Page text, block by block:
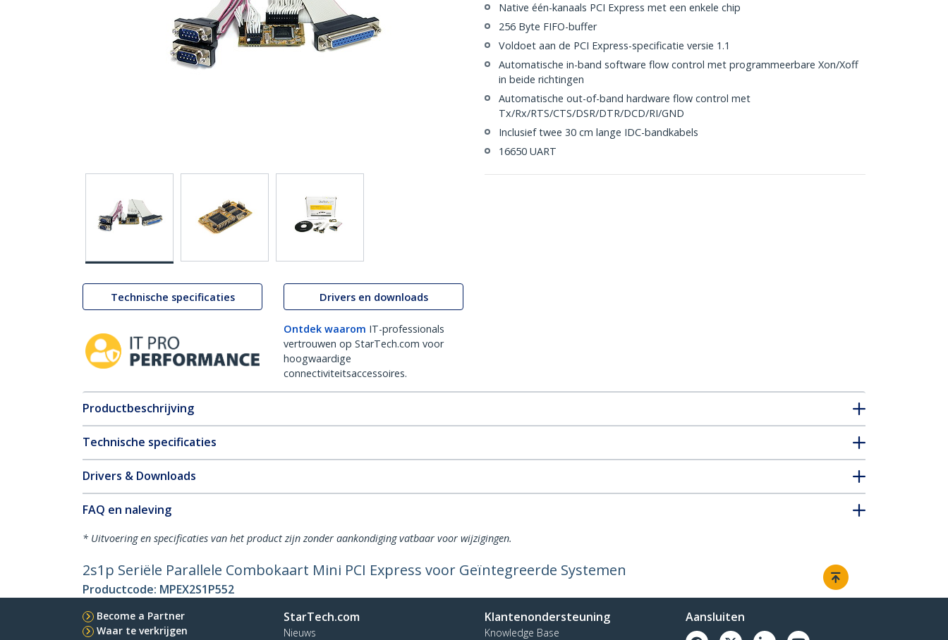
Technische specificaties Drivers en downloads
Ontdek waarom IT-professionals
vertrouwen op StarTech.com voor
hoogwaardige
connectiviteitsaccessoires.
Native één-kanaals PCI Express met een enkele chip
256 Byte FIFO-buffer
Voldoet aan de PCI Express-specificatie versie 1.1
Automatische in-band software flow control met programmeerbare Xon/Xoff
in beide richtingen
Automatische out-of-band hardware flow control met
Tx/Rx/RTS/CTS/DSR/DTR/DCD/RI/GND
Inclusief twee 30 cm lange IDC-bandkabels
16650 UART
Productbeschrijving
Technische specificaties
Drivers & Downloads
FAQ en naleving
* Uitvoering en specificaties van het product zijn zonder aankondiging vatbaar voor wijzigingen.
2s1p Seriële Parallele Combokaart Mini PCI Express voor Geïntegreerde Systemen
Productcode: MPEX2S1P552
Become a Partner
Waar te verkrijgen
StarTech.com
Nieuws
Klantenondersteuning
Knowledge Base
Aansluiten